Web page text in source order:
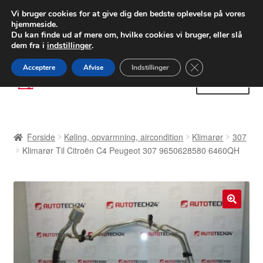
LEVERING fra 55 kr.
FEDEX verdensomspændende forsendelse
80 82 72 02
Spring
til
Spring
til
Betalinger
Klage
Klageprocedure
Forside Køling, opvarmning, aircondition Klimarør
307
Klimarør Til Citroën C4 Peugeot 307 9650628580 6460QH
Vi bruger cookies for at give dig den bedste oplevelse på vores
hjemmeside.
Du kan finde ud af mere om, hvilke cookies vi bruger, eller slå
dem fra i indstillinger.
Acceptere Afvise Indstillinger Close GDPR